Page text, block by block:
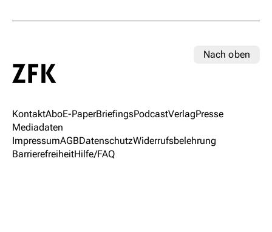
Nach oben
KontaktAboE-PaperBriefingsPodcastVerlagPresse
Mediadaten
ImpressumAGBDatenschutzWiderrufsbelehrung
BarrierefreiheitHilfe/FAQ